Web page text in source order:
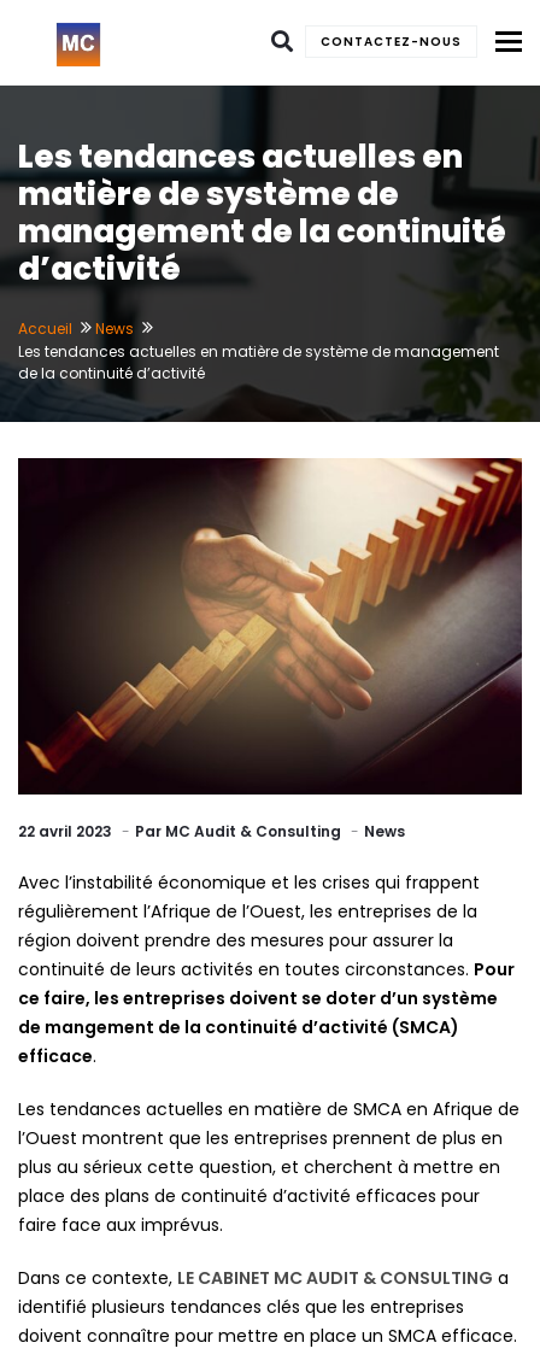
CONTACTEZ-NOUS
Les tendances actuelles en
matière de système de
management de la continuité
d’activité
Accueil
News
Les tendances actuelles en matière de système de management
de la continuité d’activité
22 avril 2023 Par MC Audit & Consulting News
Avec l’instabilité économique et les crises qui frappent
régulièrement l’Afrique de l’Ouest, les entreprises de la
région doivent prendre des mesures pour assurer la
continuité de leurs activités en toutes circonstances. Pour
ce faire, les entreprises doivent se doter d’un système
de mangement de la continuité d’activité (SMCA)
efficace.
Les tendances actuelles en matière de SMCA en Afrique de
l’Ouest montrent que les entreprises prennent de plus en
plus au sérieux cette question, et cherchent à mettre en
place des plans de continuité d’activité efficaces pour
faire face aux imprévus.
Dans ce contexte, LE CABINET MC AUDIT & CONSULTING a
identifié plusieurs tendances clés que les entreprises
doivent connaître pour mettre en place un SMCA efficace.